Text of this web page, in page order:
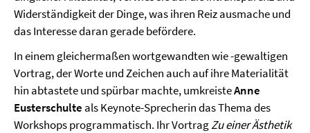
Widerständigkeit der Dinge, was ihren Reiz ausmache und
das Interesse daran gerade befördere.
In einem gleichermaßen wortgewandten wie -gewaltigen
Vortrag, der Worte und Zeichen auch auf ihre Materialität
hin abtastete und spürbar machte, umkreisteAnne
Eusterschulte als Keynote-Sprecherin das Thema des
Workshops programmatisch. Ihr VortragZu einerÄsthetik